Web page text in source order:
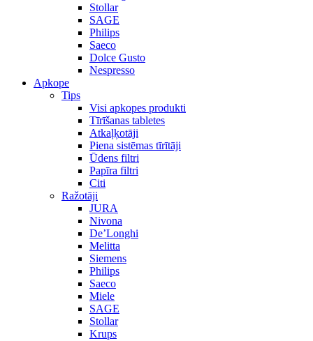
Stollar
SAGE
Philips
Saeco
Dolce Gusto
Nespresso
Apkope
Tips
Visi apkopes produkti
Tīrīšanas tabletes
Atkaļķotāji
Piena sistēmas tīrītāji
Ūdens filtri
Papīra filtri
Citi
Ražotāji
JURA
Nivona
De’Longhi
Melitta
Siemens
Philips
Saeco
Miele
SAGE
Stollar
Krups